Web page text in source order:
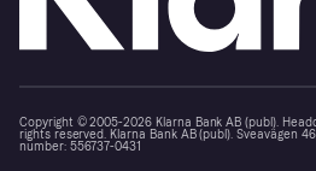
Copyright © 2005-2026 Klarna Bank AB (publ).
rights reserved. Klarna Bank AB (publ). Sveavägen
number: 556737-0431